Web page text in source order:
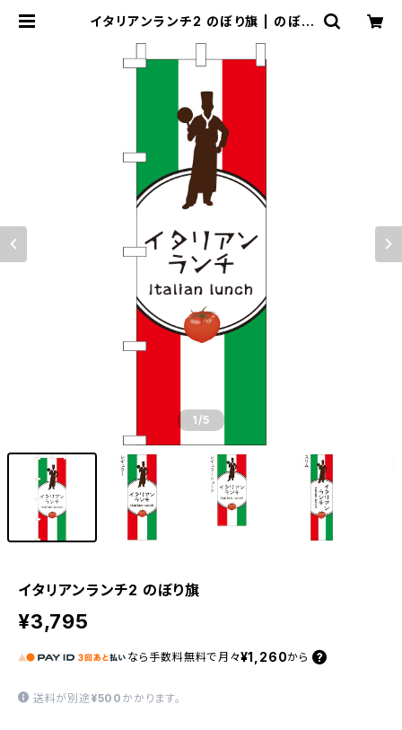
イタリアンランチ2 のぼり旗 | のぼり
1 /5
イタリアンランチ2 のぼり旗
¥3,795
なら 手数料無料で 月々¥1,260から
送料が別途 ¥500 かかります。